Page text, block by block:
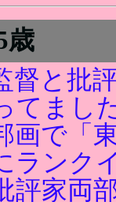
歳
督と批
てまし
画で「
ランク
評家両